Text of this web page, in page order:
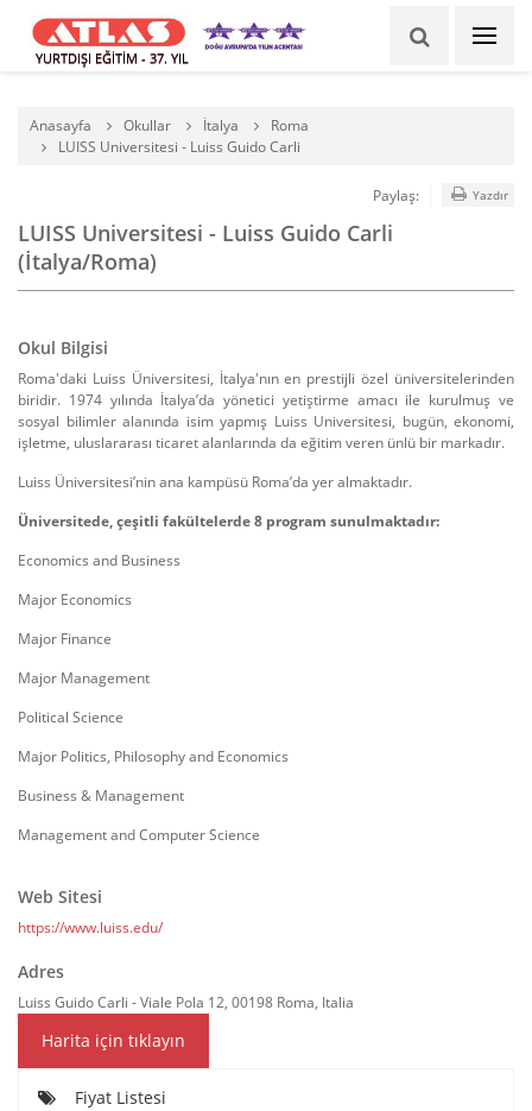
YURTDIŞI EĞİTİM - 37. YIL
Anasayfa Okullar İtalya
Roma
LUISS Universitesi - Luiss Guido Carli
LUISS Universitesi - Luiss Guido Carli
(İtalya/Roma)
Paylaş: Yazdır
Okul Bilgisi
Roma'daki Luiss Üniversitesi, İtalya'nın en prestijli özel üniversitelerinden
biridir. 1974 yılında İtalya’da yönetici yetiştirme amacı ile kurulmuş ve
sosyal bilimler alanında isim yapmış Luiss Universitesi, bugün, ekonomi,
işletme, uluslararası ticaret alanlarında da eğitim veren ünlü bir markadır.
Luiss Üniversitesi’nin ana kampüsü Roma’da yer almaktadır.
Üniversitede, çeşitli fakültelerde 8 program sunulmaktadır:
Economics and Business
Major Economics
Major Finance
Major Management
Political Science
Major Politics, Philosophy and Economics
Business & Management
Management and Computer Science
Web Sitesi
https://www.luiss.edu/
Adres
Luiss Guido Carli - Viale Pola 12, 00198 Roma, Italia
Harita için tıklayın
Fiyat Listesi